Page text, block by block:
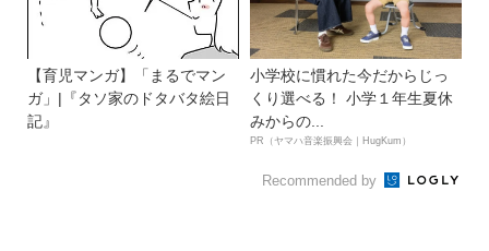
【育児マンガ】「まるでマン
ガ」|『タソ家のドタバタ絵日
記』
小学校に慣れた今だからじっ
くり選べる！ 小学１年生夏休
みからの...
PR（ヤマハ音楽振興会｜HugKum）
Recommended by